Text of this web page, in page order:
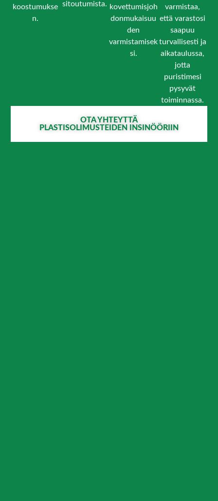
koostumukse
n.
sitoutumista. kovettumisjoh
donmukaisuu
den
varmistamisek
si.
varmistaa,
että varastosi
saapuu
turvallisesti ja
aikataulussa,
jotta
puristimesi
pysyvät
toiminnassa.
OTA YHTEYTTÄ
PLASTISOLIMUSTEIDEN INSINÖÖRIIN